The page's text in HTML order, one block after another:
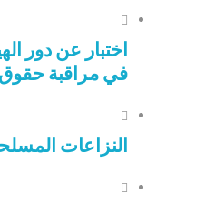
اختبار عن دور
في مراقبة حقوق
النزاعات